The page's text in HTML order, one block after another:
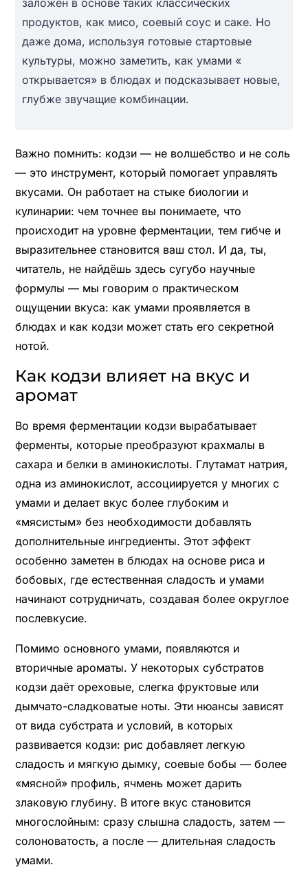
заложен в основе таких классических
продуктов, как мисо, соевый соус и саке. Но
даже дома, используя готовые стартовые
культуры, можно заметить, как умами «
открывается» в блюдах и подсказывает новые,
глубже звучащие комбинации.
Важно помнить: кодзи — не волшебство и не соль
— это инструмент, который помогает управлять
вкусами. Он работает на стыке биологии и
кулинарии: чем точнее вы понимаете, что
происходит на уровне ферментации, тем гибче и
выразительнее становится ваш стол. И да, ты,
читатель, не найдёшь здесь сугубо научные
формулы — мы говорим о практическом
ощущении вкуса: как умами проявляется в
блюдах и как кодзи может стать его секретной
нотой.
Как кодзи влияет на вкус и
аромат
Во время ферментации кодзи вырабатывает
ферменты, которые преобразуют крахмалы в
сахара и белки в аминокислоты. Глутамат натрия,
одна из аминокислот, ассоциируется у многих с
умами и делает вкус более глубоким и
«мясистым» без необходимости добавлять
дополнительные ингредиенты. Этот эффект
особенно заметен в блюдах на основе риса и
бобовых, где естественная сладость и умами
начинают сотрудничать, создавая более округлое
послевкусие.
Помимо основного умами, появляются и
вторичные ароматы. У некоторых субстратов
кодзи даёт ореховые, слегка фруктовые или
дымчато-сладковатые ноты. Эти нюансы зависят
от вида субстрата и условий, в которых
развивается кодзи: рис добавляет легкую
сладость и мягкую дымку, соевые бобы — более
«мясной» профиль, ячмень может дарить
злаковую глубину. В итоге вкус становится
многослойным: сразу слышна сладость, затем —
солоноватость, а после — длительная сладость
умами.